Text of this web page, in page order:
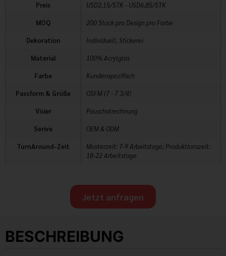
Preis USD2,15/STK - USD6,85/STK
MOQ 200 Stück pro Design pro Farbe
Dekoration Individuell, Stickerei
Material 100% Acrylglas
Farbe Kundenspezifisch
Passform & Größe OSFM (7 - 7 3/4)
Visier Pauschalrechnung
Serive OEM & ODM
TurnAround-Zeit
Musterzeit: 7-9 Arbeitstage; Produktionszeit:
18-22 Arbeitstage
Jetzt anfragen
BESCHREIBUNG